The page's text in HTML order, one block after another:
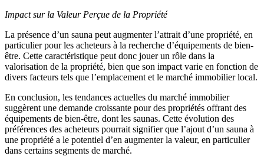
Impact sur la Valeur Perçue de la Propriété
La présence d’un sauna peut augmenter l’attrait d’une propriété, en
particulier pour les acheteurs à la recherche d’équipements de bien-
être. Cette caractéristique peut donc jouer un rôle dans la
valorisation de la propriété, bien que son impact varie en fonction de
divers facteurs tels que l’emplacement et le marché immobilier local.
En conclusion, les tendances actuelles du marché immobilier
suggèrent une demande croissante pour des propriétés offrant des
équipements de bien-être, dont les saunas. Cette évolution des
préférences des acheteurs pourrait signifier que l’ajout d’un sauna à
une propriété a le potentiel d’en augmenter la valeur, en particulier
dans certains segments de marché.